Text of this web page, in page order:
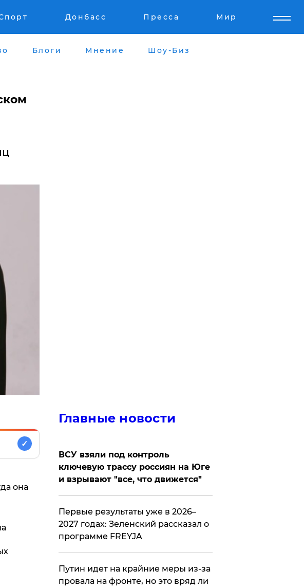
Донбасс Пресса Мир
Блоги Мнение Шоу-Биз
✓
она
Главные новости
ВСУ взяли под контроль
ключевую трассу россиян на Юге
и взрывают "все, что движется"
Первые результаты уже в 2026–
2027 годах: Зеленский рассказал о
программе FREYJA
Путин идет на крайние меры из-за
провала на фронте, но это вряд ли